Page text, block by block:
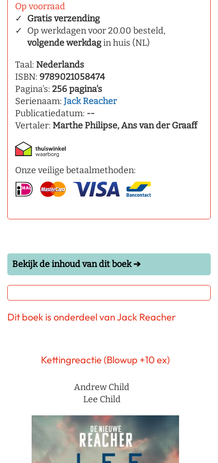
Op voorraad
Gratis verzending
Op werkdagen voor 20.00 besteld,
volgende werkdagin huis (NL)
Taal: Nederlands
ISBN: 9789021058474
Pagina's: 256 pagina's
Serienaam: Jack Reacher
Publicatiedatum: --
Vertaler: Marthe Philipse, Ans van der Graaff
Onze veilige betaalmethoden:
Bekijk de inhoud van dit boek ➔
Dit boek is onderdeel van Jack Reacher
Kettingreactie (Blowup +10 ex)
Andrew Child
Lee Child